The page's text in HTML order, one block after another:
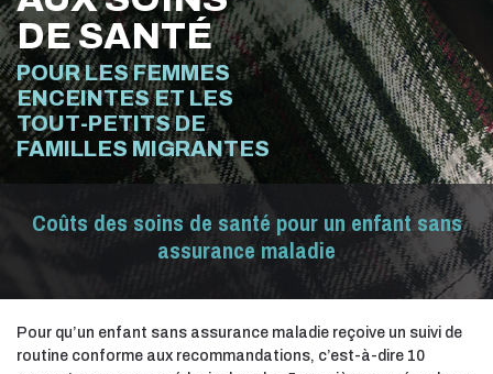
Actualités
À propos
DE SANTÉ
POUR LES FEMMES
ENCEINTES ET LES
TOUT-PETITS DE
FAMILLES MIGRANTES
Coûts des soins de santé pour un enfant sans
assurance maladie
Pour qu’un enfant sans assurance maladie reçoive un suivi de
routine conforme aux recommandations, c’est-à-dire 10